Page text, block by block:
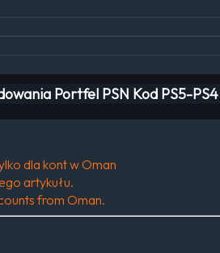
Portfel PSN Kod PS5-
dla kont w Oman
artykułu.
from Oman.